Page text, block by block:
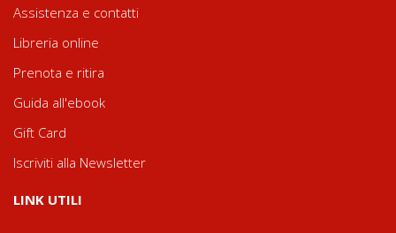
Assistenza e contatti
Libreria online
Prenota e ritira
Guida all'ebook
Gift Card
Iscriviti alla Newsletter
LINK UTILI